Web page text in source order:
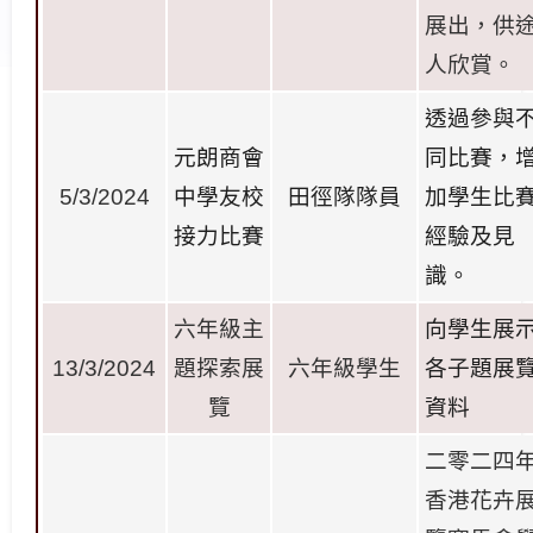
展出，供
人欣賞。
5/3/2024
元朗商會
中學友校
接力比賽
田徑隊隊員
透過參與
同比賽，
加學生比
經驗及見
識 。
13/3/2024
六年級主
題探索展
覽
六年級學生
向學生展
各子題展
資料
二零二四
香港花卉